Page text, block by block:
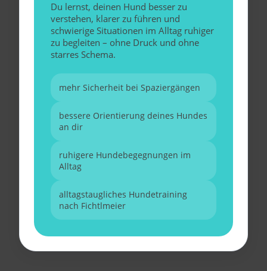
Du lernst, deinen Hund besser zu
verstehen, klarer zu führen und
schwierige Situationen im Alltag ruhiger
zu begleiten – ohne Druck und ohne
starres Schema.
mehr Sicherheit bei Spaziergängen
bessere Orientierung deines Hundes
an dir
ruhigere Hundebegegnungen im
Alltag
alltagstaugliches Hundetraining
nach Fichtlmeier